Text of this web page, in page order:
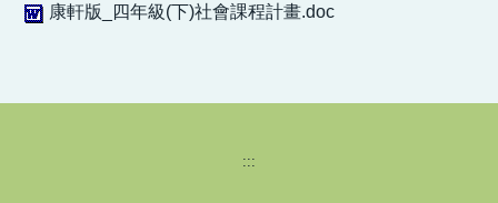
康軒版_四年級(下)社會課程計畫.doc
:::